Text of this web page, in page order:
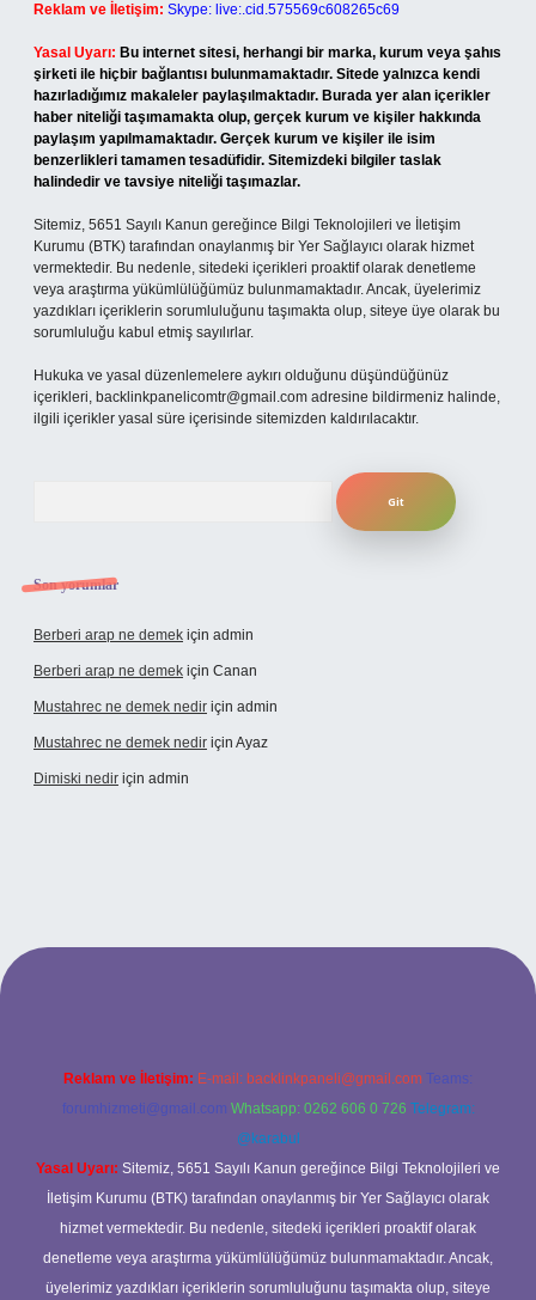
Reklam ve İletişim: Skype: live:.cid.575569c608265c69
Yasal Uyarı: Bu internet sitesi, herhangi bir marka, kurum veya şahıs
şirketi ile hiçbir bağlantısı bulunmamaktadır. Sitede yalnızca kendi
hazırladığımız makaleler paylaşılmaktadır. Burada yer alan içerikler
haber niteliği taşımamakta olup, gerçek kurum ve kişiler hakkında
paylaşım yapılmamaktadır. Gerçek kurum ve kişiler ile isim
benzerlikleri tamamen tesadüfidir. Sitemizdeki bilgiler taslak
halindedir ve tavsiye niteliği taşımazlar.
Sitemiz, 5651 Sayılı Kanun gereğince Bilgi Teknolojileri ve İletişim
Kurumu (BTK) tarafından onaylanmış bir Yer Sağlayıcı olarak hizmet
vermektedir. Bu nedenle, sitedeki içerikleri proaktif olarak denetleme
veya araştırma yükümlülüğümüz bulunmamaktadır. Ancak, üyelerimiz
yazdıkları içeriklerin sorumluluğunu taşımakta olup, siteye üye olarak bu
sorumluluğu kabul etmiş sayılırlar.
Hukuka ve yasal düzenlemelere aykırı olduğunu düşündüğünüz
içerikleri, backlinkpanelicomtr@gmail.com adresine bildirmeniz halinde,
ilgili içerikler yasal süre içerisinde sitemizden kaldırılacaktır.
Son yorumlar
Berberi arap ne demek için admin
Berberi arap ne demek için Canan
Mustahrec ne demek nedir için admin
Mustahrec ne demek nedir için Ayaz
Dimiski nedir için admin
tulipbett.net/
Reklam ve İletişim: E-mail: backlinkpaneli@gmail.com Teams:
forumhizmeti@gmail.com Whatsapp: 0262 606 0 726 Telegram:
@karabul
Yasal Uyarı: Sitemiz, 5651 Sayılı Kanun gereğince Bilgi Teknolojileri ve
İletişim Kurumu (BTK) tarafından onaylanmış bir Yer Sağlayıcı olarak
hizmet vermektedir. Bu nedenle, sitedeki içerikleri proaktif olarak
denetleme veya araştırma yükümlülüğümüz bulunmamaktadır. Ancak,
üyelerimiz yazdıkları içeriklerin sorumluluğunu taşımakta olup, siteye